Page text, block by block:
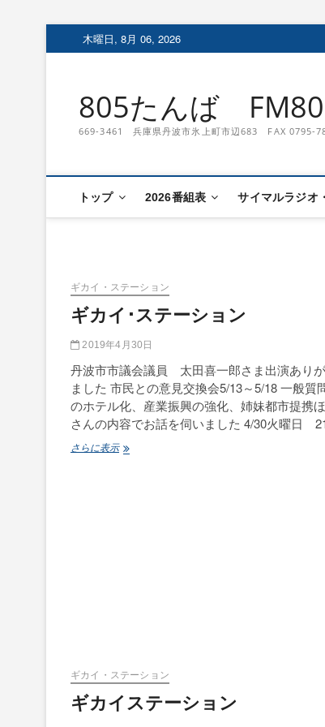
to
木曜日, 8月 06, 2026
805たんば
669-3461 兵庫県丹波市氷上町市辺683 FAX 0795-
トップ 2026番組表 サイマルラジオ
ギカイ・ステーション
ギカイ･ステーション
2019年4月30日
丹波市市議会議員 太田喜一郎さま出演あり
ました 市民との意見交換会5/13～5/18 一般質
のホテル化、産業振興の強化、姉妹都市提携
さんの内容でお話を伺いました 4/30火曜日
さらに表示ギ
ギカイ・ステーション
ギカイステーション